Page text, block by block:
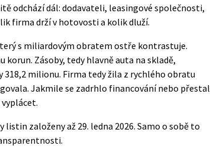
odchází dál: dodavateli, leasingové společnosti,
firma drží v hotovosti a kolik dluží.
s miliardovým obratem ostře kontrastuje.
Zásoby, tedy hlavně auta na skladě,
milionu. Firma tedy žila z rychlého obratu
Jakmile se zadrhlo financování nebo přestal
založeny až 29. ledna 2026. Samo o sobě to